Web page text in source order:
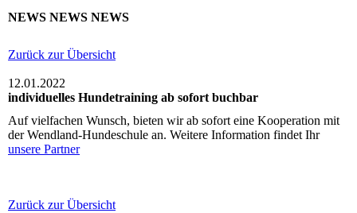
NEWS NEWS NEWS
Zurück zur Übersicht
12.01.2022
individuelles Hundetraining ab sofort buchbar
Auf vielfachen Wunsch, bieten wir ab sofort eine Kooperation mit
der Wendland-Hundeschule an. Weitere Information findet Ihr
unsere Partner
Zurück zur Übersicht